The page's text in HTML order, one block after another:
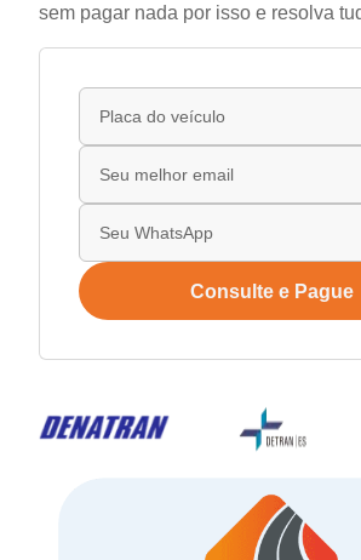
sem pagar nada por isso e resolva
Consulte e Pague